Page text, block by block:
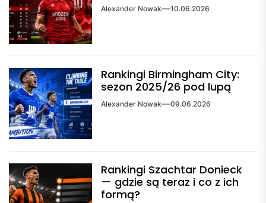
Alexander Nowak 10.06.2026
Rankingi Birmingham City:
sezon 2025/26 pod lupą
Alexander Nowak 09.06.2026
Rankingi Szachtar Donieck
— gdzie są teraz i co z ich
formą?